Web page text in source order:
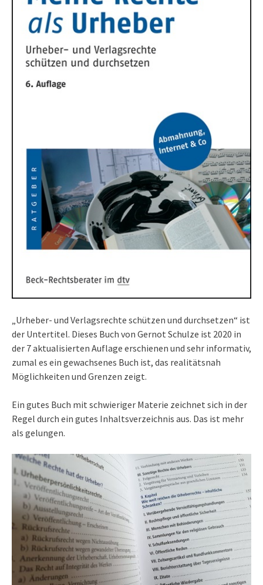
„Urheber- und Verlagsrechte schützen und durchsetzen“ ist
der Untertitel. Dieses Buch von Gernot Schulze ist 2020 in
der 7 aktualisierten Auflage erschienen und sehr informativ,
zumal es ein gewachsenes Buch ist, das realitätsnah
Möglichkeiten und Grenzen zeigt.
Ein gutes Buch mit schwieriger Materie zeichnet sich in der
Regel durch ein gutes Inhaltsverzeichnis aus. Das ist mehr
als gelungen.